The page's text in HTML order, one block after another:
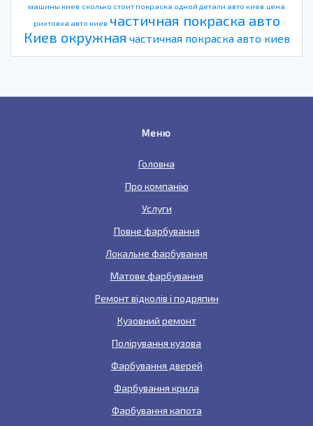
машины киев сколько стоит покраска одной детали авто киев цена
рихтовка авто киев частичная покраска авто
Киев окружная частичная покраска авто киев
Меню
Головна
Про компанію
Услуги
Повне фарбування
Локальне фарбування
Матове фарбування
Ремонт відколів і подряпин
Кузовний ремонт
Полірування кузова
Фарбування дверей
Фарбування крила
Фарбування капота